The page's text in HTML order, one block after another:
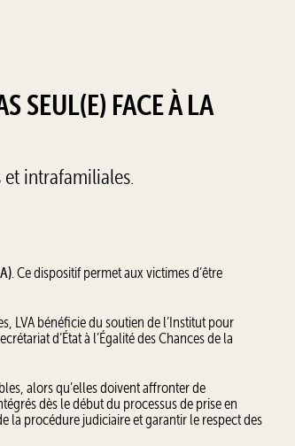
SEUL(E) FACE À LA
intrafamiliales.
. Ce dispositif permet aux victimes d’être
LVA bénéficie du soutien de l’Institut pour
d’État à l’Égalité des Chances de la
alors qu’elles doivent affronter de
dès le début du processus de prise en
la procédure judiciaire et garantir le respect des